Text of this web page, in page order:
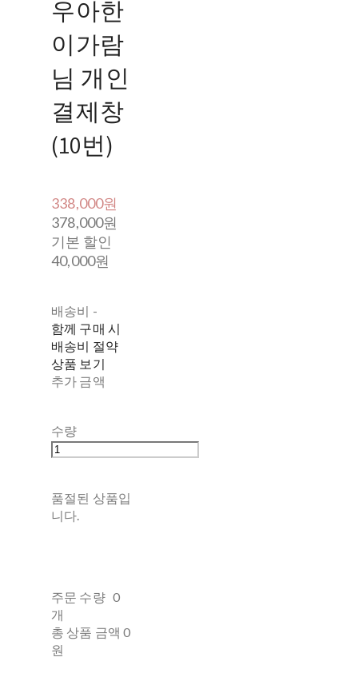
우아한
이가람
님 개인
결제창
(10번)
338,000원
378,000원
기본 할인
40,000원
배송비 -
함께 구매 시
배송비 절약
상품 보기
추가 금액
수량
품절된 상품입
니다.
주문 수량 0
개
총 상품 금액 0
원